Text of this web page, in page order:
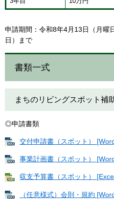
申請期間：令和8年4月13日（月曜
日）まで
書類一式
まちのリビングスポット補
◎申請書類
交付申請書（スポット）
事業計画書（スポット）
収支予算書（スポット）
（任意様式）会則・規約